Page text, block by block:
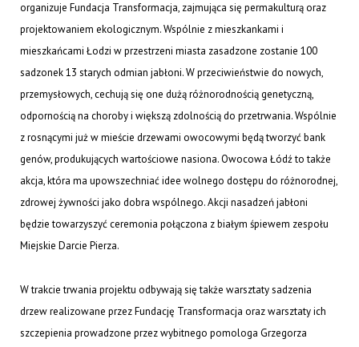
organizuje Fundacja Transformacja, zajmująca się permakulturą oraz
projektowaniem ekologicznym. Wspólnie z mieszkankami i
mieszkańcami Łodzi w przestrzeni miasta zasadzone zostanie 100
sadzonek 13 starych odmian jabłoni. W przeciwieństwie do nowych,
przemysłowych, cechują się one dużą różnorodnością genetyczną,
odpornością na choroby i większą zdolnością do przetrwania. Wspólnie
z rosnącymi już w mieście drzewami owocowymi będą tworzyć bank
genów, produkujących wartościowe nasiona. Owocowa Łódź to także
akcja, która ma upowszechniać idee wolnego dostępu do różnorodnej,
zdrowej żywności jako dobra wspólnego. Akcji nasadzeń jabłoni
będzie towarzyszyć ceremonia połączona z białym śpiewem zespołu
Miejskie Darcie Pierza.
W trakcie trwania projektu odbywają się także warsztaty sadzenia
drzew realizowane przez Fundację Transformacja oraz warsztaty ich
szczepienia prowadzone przez wybitnego pomologa Grzegorza